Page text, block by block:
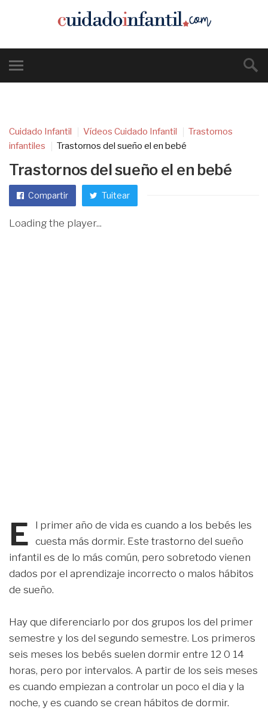
Cuidado Infantil Vídeos Cuidado Infantil
Trastornos
infantiles
Trastornos del sueño el en bebé
Trastornos del sueño el en bebé
Compartir Tuitear
Loading the player...
E
l primer año de vida es cuando a los bebés les
cuesta más dormir. Este trastorno del sueño
infantil es de lo más común, pero sobretodo vienen
dados por el aprendizaje incorrecto o malos hábitos
de sueño.
Hay que diferenciarlo por dos grupos los del primer
semestre y los del segundo semestre. Los primeros
seis meses los bebés suelen dormir entre 12 0 14
horas, pero por intervalos. A partir de los seis meses
es cuando empiezan a controlar un poco el dia y la
noche, y es cuando se crean hábitos de dormir.